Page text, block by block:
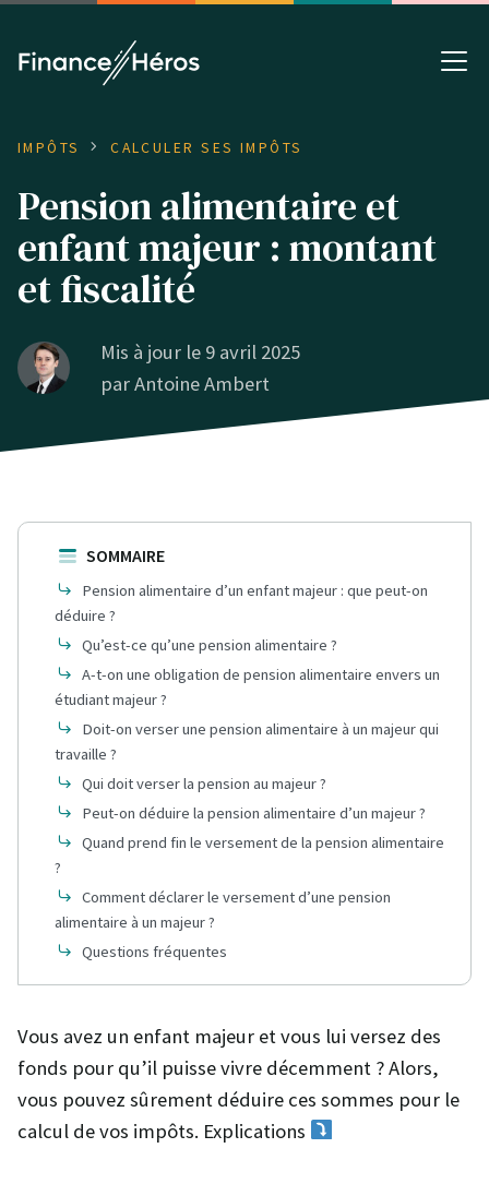
IMPÔTS CALCULER SES IMPÔTS
Pension alimentaire et
enfant majeur : montant
et fiscalité
Mis à jour le 9 avril 2025
parAntoine Ambert
SOMMAIRE
Pension alimentaire d’un enfant majeur : que peut-on
déduire ?
Qu’est-ce qu’une pension alimentaire ?
A-t-on une obligation de pension alimentaire envers un
étudiant majeur ?
Doit-on verser une pension alimentaire à un majeur qui
travaille ?
Qui doit verser la pension au majeur ?
Peut-on déduire la pension alimentaire d’un majeur ?
Quand prend fin le versement de la pension alimentaire
?
Comment déclarer le versement d’une pension
alimentaire à un majeur ?
Questions fréquentes
Vous avez un enfant majeur et vous lui versez des
fonds pour qu’il puisse vivre décemment ? Alors,
vous pouvez sûrement déduire ces sommes pour le
calcul de vos impôts. Explications